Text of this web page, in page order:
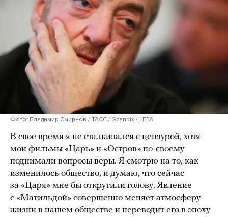
Фото: Владимир Смирнов / ТАСС / Scanpix / LETA
В свое время я не сталкивался с цензурой, хотя
мои фильмы «Царь» и «Остров» по-своему
поднимали вопросы веры. Я смотрю на то, как
изменилось общество, и думаю, что сейчас
за «Царя» мне бы открутили голову. Явление
с «Матильдой» совершенно меняет атмосферу
жизни в нашем обществе и переводит его в эпоху